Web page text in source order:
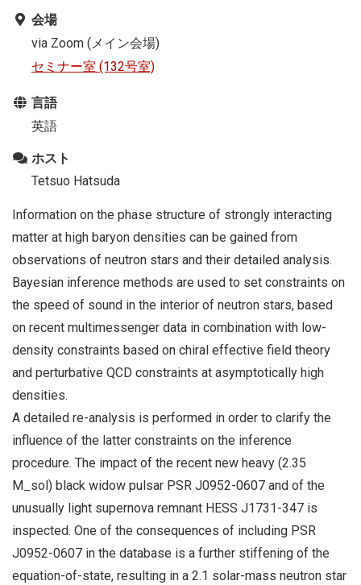
会場
via Zoom (メイン会場)
セミナー室 (132号室)
言語
英語
ホスト
Tetsuo Hatsuda
Information on the phase structure of strongly interacting
matter at high baryon densities can be gained from
observations of neutron stars and their detailed analysis.
Bayesian inference methods are used to set constraints on
the speed of sound in the interior of neutron stars, based
on recent multimessenger data in combination with low-
density constraints based on chiral effective field theory
and perturbative QCD constraints at asymptotically high
densities.
A detailed re-analysis is performed in order to clarify the
influence of the latter constraints on the inference
procedure. The impact of the recent new heavy (2.35
M_sol) black widow pulsar PSR J0952-0607 and of the
unusually light supernova remnant HESS J1731-347 is
inspected. One of the consequences of including PSR
J0952-0607 in the database is a further stiffening of the
equation-of-state, resulting in a 2.1 solar-mass neutron star